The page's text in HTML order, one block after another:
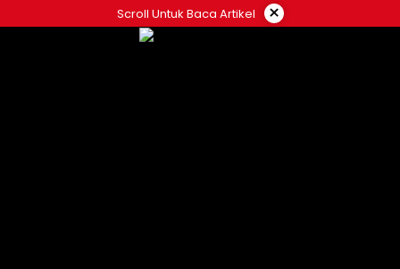
to
Scroll Untuk Baca Artikel ×